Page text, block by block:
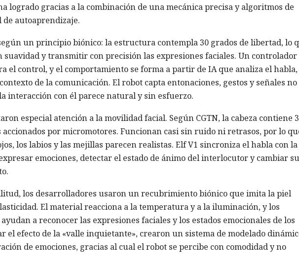
logrado gracias a la combinación de una mecánica precisa y algoritmos de
autoaprendizaje.
un principio biónico: la estructura contempla 30 grados de libertad, lo
suavidad y transmitir con precisión las expresiones faciales. Un controlador
el control, y el comportamiento se forma a partir de IA que analiza el habla,
de la comunicación. El robot capta entonaciones, gestos y señales no
interacción con él parece natural y sin esfuerzo.
especial atención a la movilidad facial. Según CGTN, la cabeza contiene
por micromotores. Funcionan casi sin ruido ni retrasos, por lo
los labios y las mejillas parecen realistas. Elf V1 sincroniza el habla con la
emociones, detectar el estado de ánimo del interlocutor y cambiar su
los desarrolladores usaron un recubrimiento biónico que imita la piel
El material reacciona a la temperatura y a la iluminación, y los
a reconocer las expresiones faciales y los estados emocionales de los
el efecto de la «valle inquietante», crearon un sistema de modelado
de emociones, gracias al cual el robot se percibe con comodidad y no